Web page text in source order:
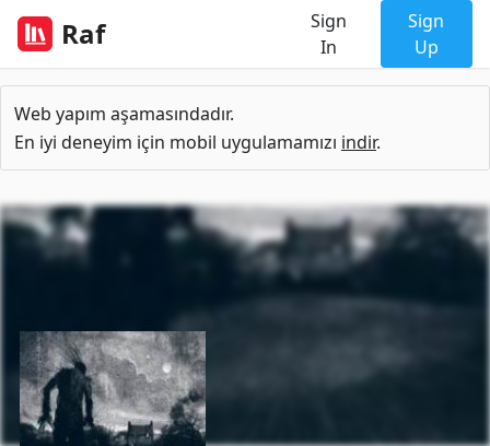
Raf
Sign
In
Sign
Up
Web yapım aşamasındadır.
En iyi deneyim için mobil uygulamamızı indir.